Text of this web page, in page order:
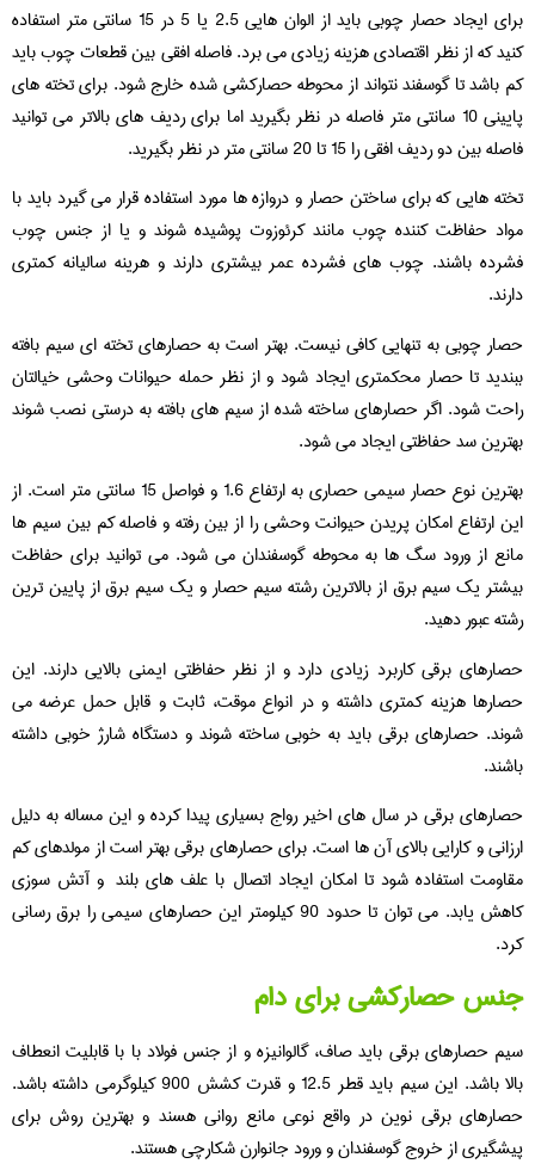
برای ایجاد حصار چوبی باید از الوان هایی 2.5 یا 5 در 15 سانتی متر استفاده
کنید که از نظر اقتصادی هزینه زیادی می برد. فاصله افقی بین قطعات چوب باید
کم باشد تا گوسفند نتواند از محوطه حصارکشی شده خارج شود. برای تخته های
پایینی 10 سانتی متر فاصله در نظر بگیرید اما برای ردیف های بالاتر می توانید
فاصله بین دو ردیف افقی را 15 تا 20 سانتی متر در نظر بگیرید.
تخته هایی که برای ساختن حصار و دروازه ها مورد استفاده قرار می گیرد باید با
مواد حفاظت کننده چوب مانند کرئوزوت پوشیده شوند و یا از جنس چوب
فشرده باشند. چوب های فشرده عمر بیشتری دارند و هرینه سالیانه کمتری
دارند.
حصار چوبی به تنهایی کافی نیست. بهتر است به حصارهای تخته ای سیم بافته
ببندید تا حصار محکمتری ایجاد شود و از نظر حمله حیوانات وحشی خیالتان
راحت شود. اگر حصارهای ساخته شده از سیم های بافته به درستی نصب شوند
بهترین سد حفاظتی ایجاد می شود.
بهترین نوع حصار سیمی حصاری به ارتفاع 1.6 و فواصل 15 سانتی متر است. از
این ارتفاع امکان پریدن حیوانت وحشی را از بین رفته و فاصله کم بین سیم ها
مانع از ورود سگ ها به محوطه گوسفندان می شود. می توانید برای حفاظت
بیشتر یک سیم برق از بالاترین رشته سیم حصار و یک سیم برق از پایین ترین
رشته عبور دهید.
حصارهای برقی کاربرد زیادی دارد و از نظر حفاظتی ایمنی بالایی دارند. این
حصارها هزینه کمتری داشته و در انواع موقت، ثابت و قابل حمل عرضه می
شوند. حصارهای برقی باید به خوبی ساخته شوند و دستگاه شارژ خوبی داشته
باشند.
حصارهای برقی در سال های اخیر رواج بسیاری پیدا کرده و این مساله به دلیل
ارزانی و کارایی بالای آن ها است. برای حصارهای برقی بهتر است از مولدهای کم
مقاومت استفاده شود تا امکان ایجاد اتصال با علف های بلند و آتش سوزی
کاهش یابد. می توان تا حدود 90 کیلومتر این حصارهای سیمی را برق رسانی
کرد.
جنس حصارکشی برای دام
سیم حصارهای برقی باید صاف، گالوانیزه و از جنس فولاد با با قابلیت انعطاف
بالا باشد. این سیم باید قطر 12.5 و قدرت کشش 900 کیلوگرمی داشته باشد.
حصارهای برقی نوین در واقع نوعی مانع روانی هسند و بهترین روش برای
پیشگیری از خروج گوسفندان و ورود جانوارن شکارچی هستند.